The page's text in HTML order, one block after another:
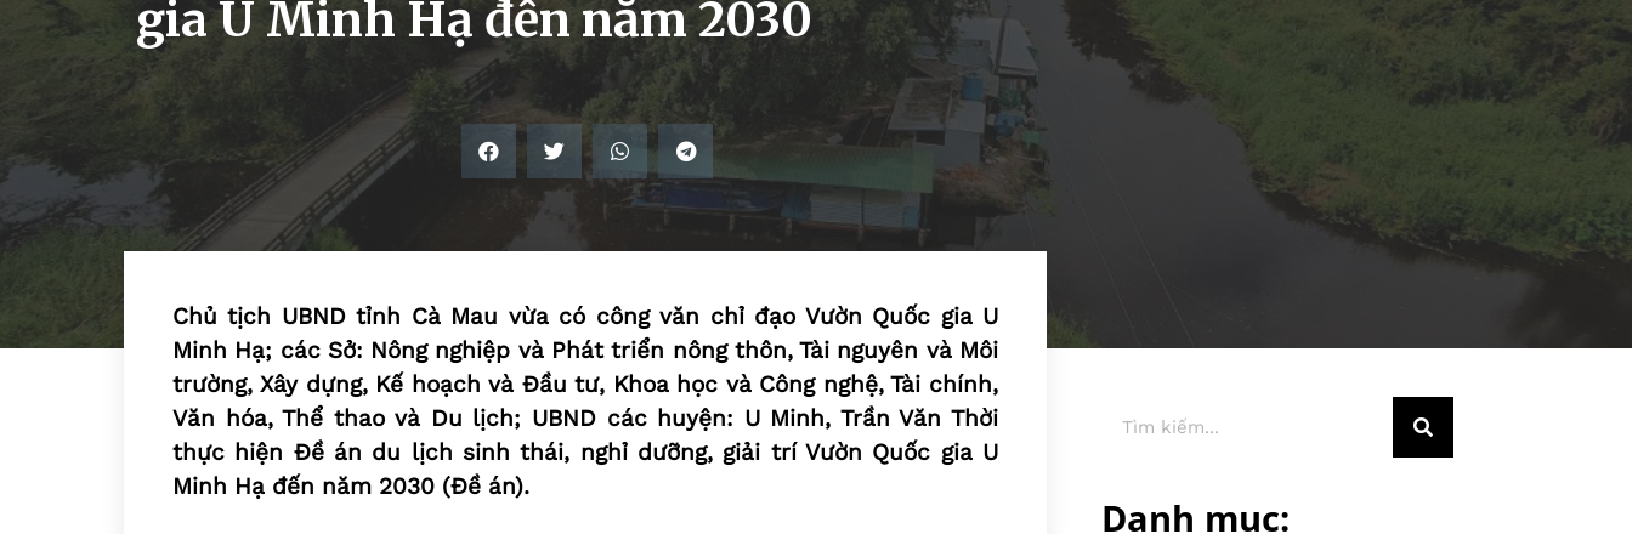
gia U Minh Hạ đến năm 2030
Chủ tịch UBND tỉnh Cà Mau vừa có công văn chỉ đạo Vườn Quốc gia U
Minh Hạ; các Sở: Nông nghiệp và Phát triển nông thôn, Tài nguyên và Môi
trường, Xây dựng, Kế hoạch và Đầu tư, Khoa học và Công nghệ, Tài chính,
Văn hóa, Thể thao và Du lịch; UBND các huyện: U Minh, Trần Văn Thời
thực hiện Đề án du lịch sinh thái, nghỉ dưỡng, giải trí Vườn Quốc gia U
Minh Hạ đến năm 2030 (Đề án).
Danh mục: